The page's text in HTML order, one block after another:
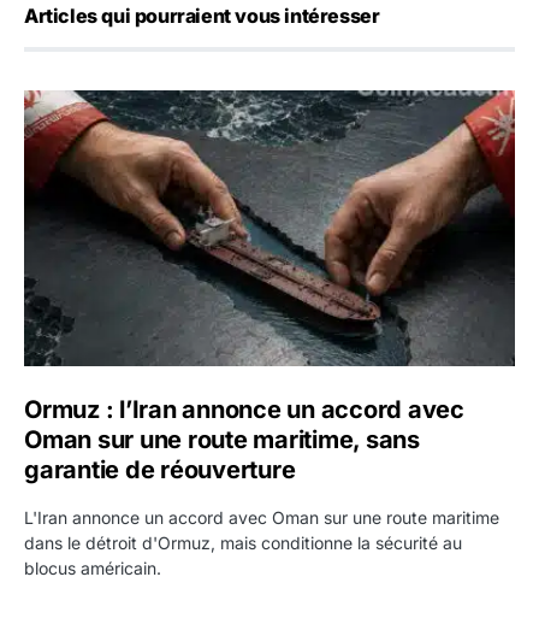
Articles qui pourraient vous intéresser
Ormuz : l’Iran annonce un accord avec Oman sur une
Ormuz : l’Iran annonce un accord avec
Oman sur une route maritime, sans
garantie de réouverture
L'Iran annonce un accord avec Oman sur une route maritime
dans le détroit d'Ormuz, mais conditionne la sécurité au
blocus américain.